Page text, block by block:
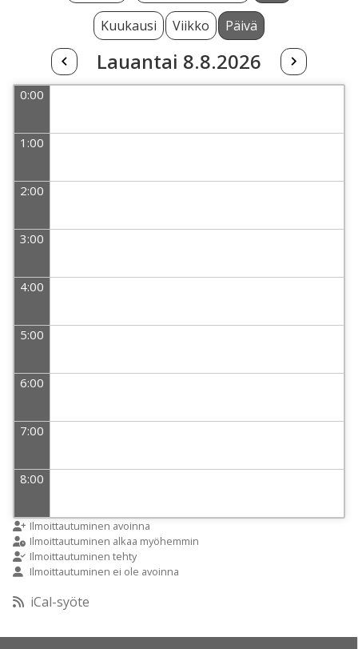
Kuukausi Viikko Päivä
Lauantai 8.8.2026
0:00
1:00
2:00
3:00
4:00
5:00
6:00
7:00
8:00
9:00
10:00
Ilmoittautuminen avoinna
Ilmoittautuminen alkaa myöhemmin
Ilmoittautuminen tehty
Ilmoittautuminen ei ole avoinna
iCal-syöte